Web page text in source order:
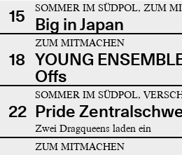
15
SOMMER IM SÜDPOL, ZUM
Big in Japan
18
ZUM MITMACHEN
YOUNG
Offs
22
SOMMER IM SÜDPOL,
Pride
Zwei Dragqueens laden ein
ZUM MITMACHEN